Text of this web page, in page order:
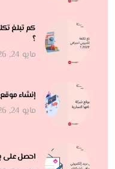
؟
مايو 24, 2026
إنشاء
مايو 24, 2026
احصل على